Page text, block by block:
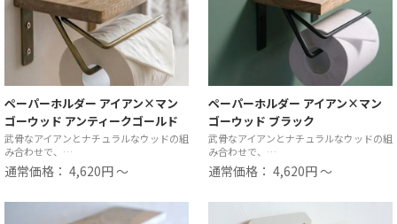
ペーパーホルダー アイアン×マン
ゴーウッド アンティークゴールド
武骨なアイアンとナチュラルなウッドの組
み合わせで、…
通常価格： 4,620円 ～
ペーパーホルダー アイアン×マン
ゴーウッド ブラック
武骨なアイアンとナチュラルなウッドの組
み合わせで、…
通常価格： 4,620円 ～